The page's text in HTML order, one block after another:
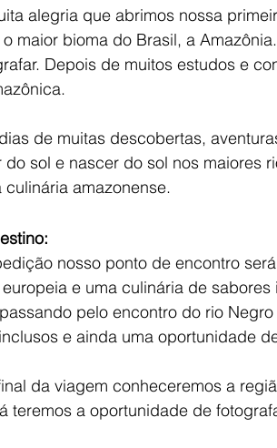
alegria que abrimos nossa
maior bioma do Brasil, a
Depois de muitos estudos e
de muitas descobertas,
do sol e nascer do sol nos maiores
culinária amazonense.
nosso ponto de encontro
e uma culinária de
pelo encontro do rio
e ainda uma oportunidade
da viagem conheceremos a
teremos a oportunidade de